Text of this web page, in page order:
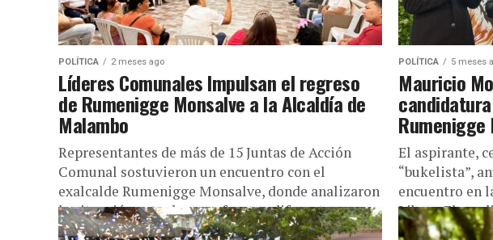
POLÍTICA 2 meses ago
Líderes Comunales Impulsan el regreso
de Rumenigge Monsalve a la Alcaldía de
Malambo
Representantes de más de 15 Juntas de Acción
Comunal sostuvieron un encuentro con el
exalcalde Rumenigge Monsalve, donde analizaron
la situación actual que enfrentan diferentes
sectores...
POLÍTICA 5 meses
Mauricio
Rumenigge
El aspirante,
“bukelista”,
encuentro en
Libres. El